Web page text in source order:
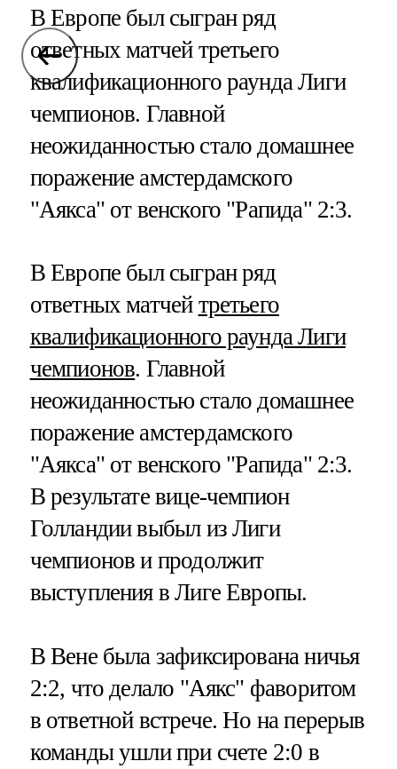
В Европе был сыгран ряд
ответных матчей третьего
квалификационного раунда Лиги
чемпионов. Главной
неожиданностью стало домашнее
поражение амстердамского
"Аякса" от венского "Рапида" 2:3.
В Европе был сыгран ряд
ответных матчей третьего
квалификационного раунда Лиги
чемпионов. Главной
неожиданностью стало домашнее
поражение амстердамского
"Аякса" от венского "Рапида" 2:3.
В результате вице-чемпион
Голландии выбыл из Лиги
чемпионов и продолжит
выступления в Лиге Европы.
В Вене была зафиксирована ничья
2:2, что делало "Аякс" фаворитом
в ответной встрече. Но на перерыв
команды ушли при счете 2:0 в